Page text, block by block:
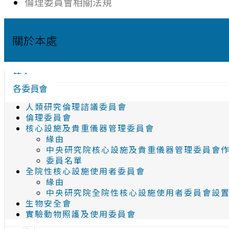
關於本處
簡介
各委員會
人類研究倫理諮議委員會
倫理委員會
核心設施及貴重儀器管理委員會
緣由
中央研究院核心設施及貴重儀器管理委員會
委員名單
全院性核心設施使用者委員會
緣由
中央研究院全院性核心設施使用者委員會設
生物安全會
實驗動物照護及使用委員會